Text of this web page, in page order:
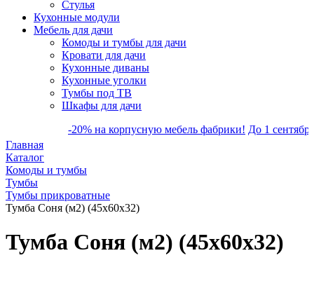
Стулья
Кухонные модули
Мебель для дачи
Комоды и тумбы для дачи
Кровати для дачи
Кухонные диваны
Кухонные уголки
Тумбы под ТВ
Шкафы для дачи
-20% на корпусную мебель фабрики! До 1 сентября
Главная
Каталог
Комоды и тумбы
Тумбы
Тумбы прикроватные
Тумба Соня (м2) (45х60х32)
Тумба Соня (м2) (45х60х32)